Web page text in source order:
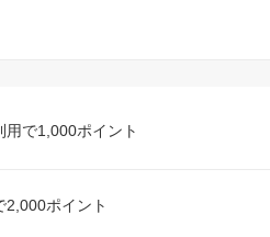
で1,000ポイント
2,000ポイント